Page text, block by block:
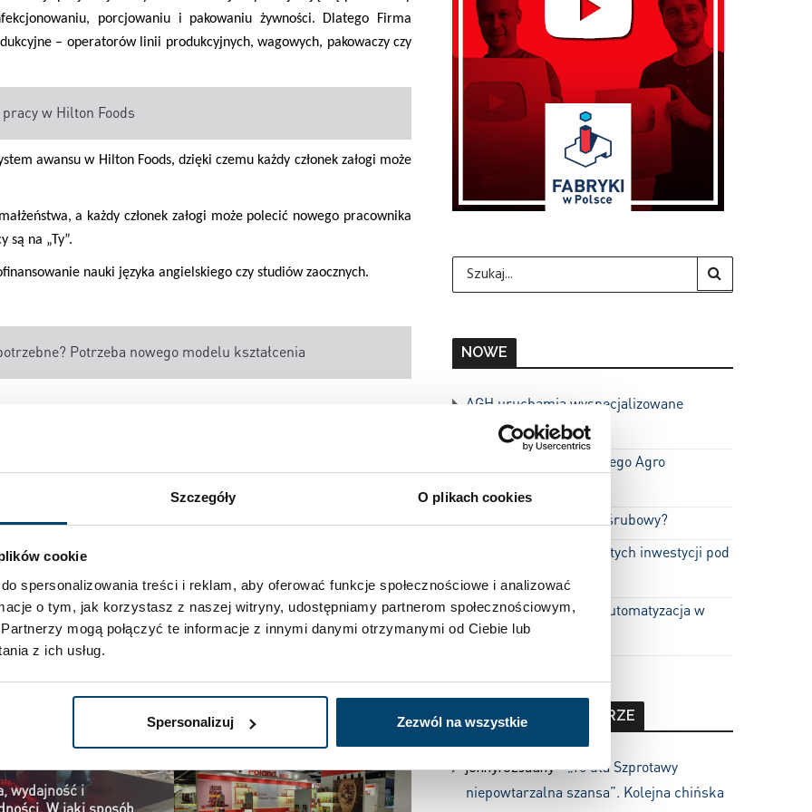
Szczegóły O plikach cookies
cookie
spersonalizowania treści i reklam, aby oferować funkcje społecznościowe i analizować
o tym, jak korzystasz z naszej witryny, udostępniamy partnerom społecznościowym,
mogą połączyć te informacje z innymi danymi otrzymanymi od Ciebie lub
z ich usług.
Spersonalizuj Zezwól na wszystkie
porcjowaniu i pakowaniu żywności. Dlatego Firma
– operatorów linii produkcyjnych, wagowych, pakowaczy czy
w Hilton Foods
awansu w Hilton Foods, dzięki czemu każdy członek załogi może
a każdy członek załogi może polecić nowego pracownika
są na „Ty”.
nauki języka angielskiego czy studiów zaocznych.
Potrzeba nowego modelu kształcenia
nich dotyczy instalacji w nowych zakładach
produkcyjnych
wydajność i
W jaki sposób
NOWE
AGH uruchamia wyspecjalizowane
Centrum Dronów
Pierwszy etap Gdańskiego Agro
Jak działa kompresor śrubowy?
BSH i 600 milionów złotych inwestycji pod
Rzeszowem
Lepsza fabryka, czyli automatyzacja w
chłodni
OSTATNIE KOMENTARZE
johnyrozsadny-„To dla Szprotawy
niepowtarzalna szansa”. Kolejna chińska